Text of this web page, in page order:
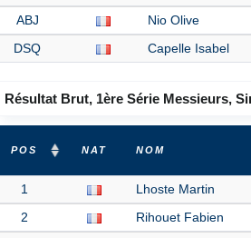
ABJ Nio Olive
DSQ Capelle Isabel
Résultat Brut, 1ère Série Messieurs,
POS NAT NOM
1 Lhoste Martin
2 Rihouet Fabien